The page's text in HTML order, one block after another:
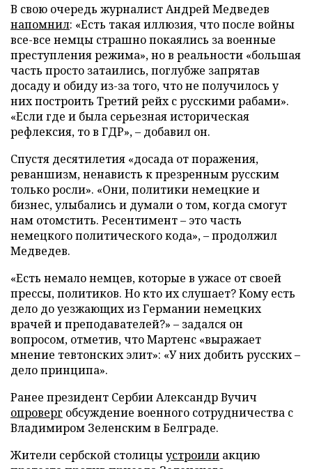
В свою очередь журналист Андрей Медведев
напомнил: «Есть такая иллюзия, что после войны
все-все немцы страшно покаялись за военные
преступления режима», но в реальности «большая
часть просто затаились, поглубже запрятав
досаду и обиду из-за того, что не получилось у
них построить Третий рейх с русскими рабами».
«Если где и была серьезная историческая
рефлексия, то в ГДР», – добавил он.
Спустя десятилетия «досада от поражения,
реваншизм, ненависть к презренным русским
только росли». «Они, политики немецкие и
бизнес, улыбались и думали о том, когда смогут
нам отомстить. Ресентимент – это часть
немецкого политического кода», – продолжил
Медведев.
«Есть немало немцев, которые в ужасе от своей
прессы, политиков. Но кто их слушает? Кому есть
дело до уезжающих из Германии немецких
врачей и преподавателей?» – задался он
вопросом, отметив, что Мартенс «выражает
мнение тевтонских элит»: «У них добить русских –
дело принципа».
Ранее президент Сербии Александр Вучич
опроверг обсуждение военного сотрудничества с
Владимиром Зеленским в Белграде.
Жители сербской столицыустроили акцию